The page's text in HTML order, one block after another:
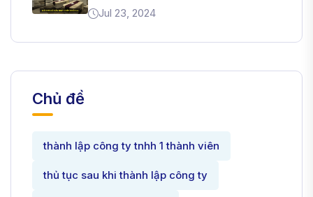
Jul 23, 2024
Chủ đề
thành lập công ty tnhh 1 thành viên
thủ tục sau khi thành lập công ty